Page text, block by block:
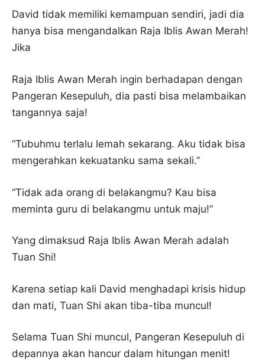
David tidak memiliki kemampuan sendiri, jadi dia
hanya bisa mengandalkan Raja Iblis Awan Merah!
Jika
Raja Iblis Awan Merah ingin berhadapan dengan
Pangeran Kesepuluh, dia pasti bisa melambaikan
tangannya saja!
“Tubuhmu terlalu lemah sekarang. Aku tidak bisa
mengerahkan kekuatanku sama sekali.”
“Tidak ada orang di belakangmu? Kau bisa
meminta guru di belakangmu untuk maju!”
Yang dimaksud Raja Iblis Awan Merah adalah
Tuan Shi!
Karena setiap kali David menghadapi krisis hidup
dan mati, Tuan Shi akan tiba-tiba muncul!
Selama Tuan Shi muncul, Pangeran Kesepuluh di
depannya akan hancur dalam hitungan menit!